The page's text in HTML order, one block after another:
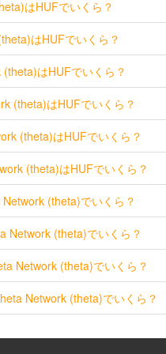
はHUFでいくら？
はHUFでいくら？
はHUFでいくら？
(theta)はHUFでいくら？
(theta)はHUFでいくら？
(theta)はHUFでいくら？
(theta)でいくら？
Network (theta)でいくら？
Network (theta)でいくら？
Network (theta)でいくら？